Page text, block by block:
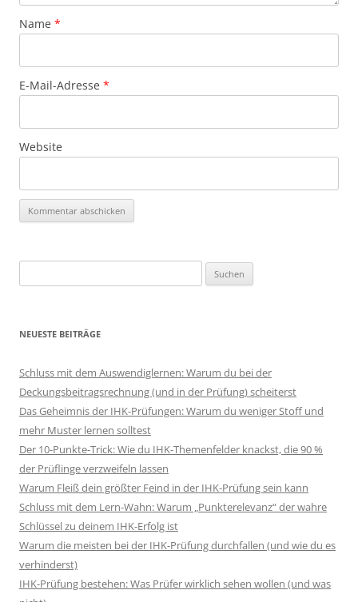
Name *
E-Mail-Adresse *
Website
nach:
NEUESTE BEITRÄGE
Schluss mit dem Auswendiglernen: Warum du bei der
Deckungsbeitragsrechnung (und in der Prüfung) scheiterst
Das Geheimnis der IHK-Prüfungen: Warum du weniger Stoff und
mehr Muster lernen solltest
Der 10-Punkte-Trick: Wie du IHK-Themenfelder knackst, die 90 %
der Prüflinge verzweifeln lassen
Warum Fleiß dein größter Feind in der IHK-Prüfung sein kann
Schluss mit dem Lern-Wahn: Warum „Punkterelevanz“ der wahre
Schlüssel zu deinem IHK-Erfolg ist
Warum die meisten bei der IHK-Prüfung durchfallen (und wie du es
verhinderst)
IHK-Prüfung bestehen: Was Prüfer wirklich sehen wollen (und was